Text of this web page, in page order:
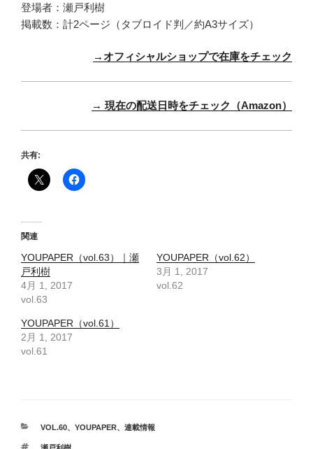
登場者：瀬戸利樹
掲載数：計2ページ（タブロイド判／約A3サイズ）
→オフィシャルショップで在庫をチェック
→ 現在の配送日時をチェック（Amazon）
共有:
関連
YOUPAPER（vol.63）｜瀬
戸利樹
4月 1, 2017
vol.63
YOUPAPER（vol.62）
3月 1, 2017
vol.62
YOUPAPER（vol.61）
2月 1, 2017
vol.61
カ
VOL.60、 YOUPAPER、 連載情報
タ